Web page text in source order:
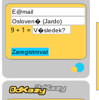
9 + 1 =